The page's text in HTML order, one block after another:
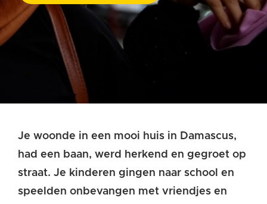
Je woonde in een mooi huis in Damascus,
had een baan, werd herkend en gegroet op
straat. Je kinderen gingen naar school en
speelden onbevangen met vriendjes en